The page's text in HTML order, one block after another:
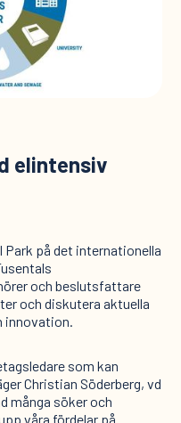
elintensiv
Park på det internationella
och beslutsfattare
och diskutera aktuella
innovation.
som kan
Christian Söderberg, vd
många söker och
våra fördelar på.